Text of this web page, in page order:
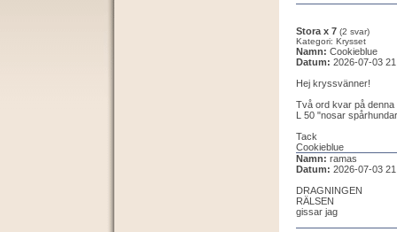
Stora x 7 (2 svar)
Kategori: Krysset
Namn: Cookieblue
Datum: 2026-07-03
Hej kryssvänner!
Två ord kvar på
L 50 "nosar
Tack
Cookieblue
Namn: ramas
Datum: 2026-07-03
DRAGNINGEN
RÄLSEN
gissar jag